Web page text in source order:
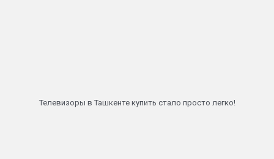
Телевизоры в Ташкенте купить стало просто легко!